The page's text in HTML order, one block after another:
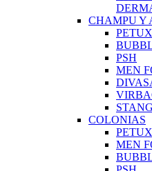
CHAMPU Y
PSH
MEN
COLONIAS
MEN